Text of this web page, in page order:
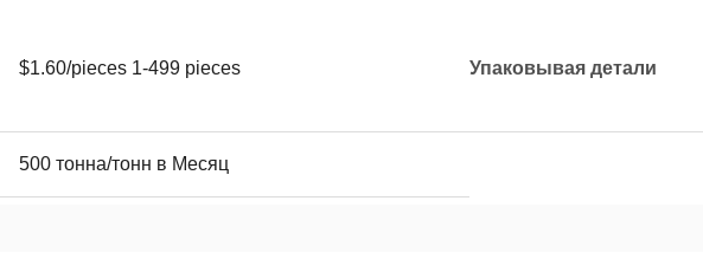
$1.60/pieces 1-499 pieces Упаковывая детали
500 тонна/тонн в Месяц